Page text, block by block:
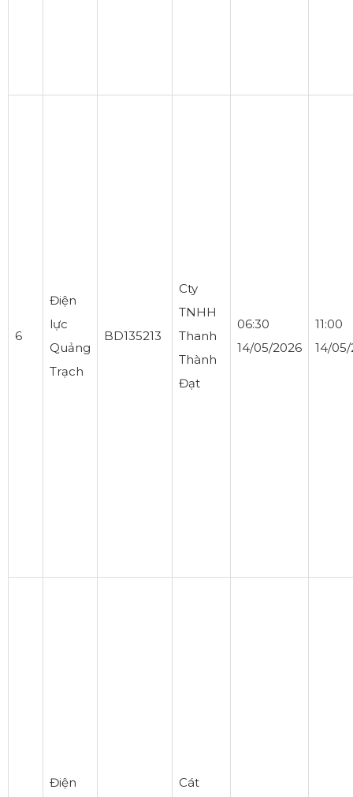
6
Điện
lực
Quảng
Trạch
BD135213
Cty
TNHH
Thanh
Thành
Đạt
06:30
14/05/2026
11:00
14/
Điện
Cát